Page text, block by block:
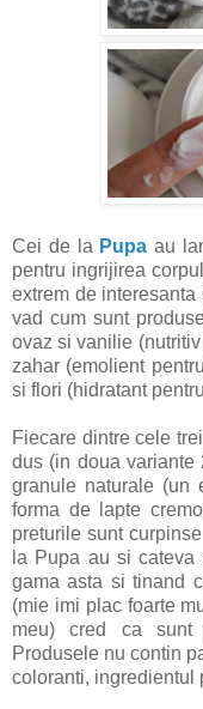
Cei de la Pupa au
pentru ingrijirea
extrem de
vad cum sunt
ovaz si vanilie
zahar (emolient
si flori (hidratant
Fiecare dintre cele
dus (in doua
granule naturale (un
forma de lapte
preturile sunt
la Pupa au si
gama asta si tinand
(mie imi plac foarte
meu) cred ca sunt
Produsele nu contin
coloranti, ingredientul